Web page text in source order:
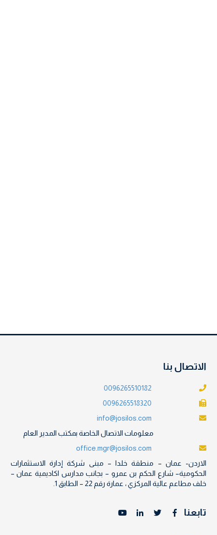
الاتصال بنا
0096265510182
0096265518320
info@josilos.com
معلومات الاتصال الخاصة بمكتب المدير العام
office.mgr@josilos.com
الاردن- عمان – منطقة خلدا – مبنى شركة إدارة الاستثمارات
الحكومية– شارع الحكم بن عمرو – بجانب مدارس اكاديمية عمان –
خلف مطاعم عالية المركزي ، عمارة رقم 22 – الطابق 1.
تابعنا